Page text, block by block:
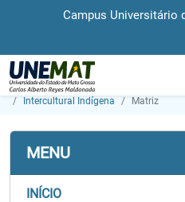
Campus Universitário
Página Inicial
Intercultural Indígena
Matriz
MENU
INÍCIO